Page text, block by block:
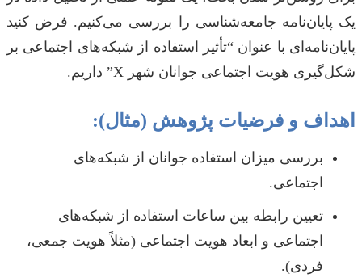
یک پایان‌نامه جامعه‌شناسی را بررسی می‌کنیم. فرض کنید
پایان‌نامه‌ای با عنوان “تأثیر استفاده از شبکه‌های اجتماعی بر
شکل‌گیری هویت اجتماعی جوانان شهر X” داریم.
اهداف و فرضیات پژوهش (مثال):
بررسی میزان استفاده جوانان از شبکه‌های
اجتماعی.
تعیین رابطه بین ساعات استفاده از شبکه‌های
اجتماعی و ابعاد هویت اجتماعی (مثلاً هویت جمعی،
فردی).